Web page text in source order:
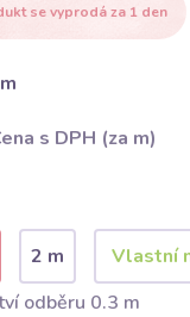
se vyprodá za 1 den
s DPH (za m)
2 m
odběru 0.3 m